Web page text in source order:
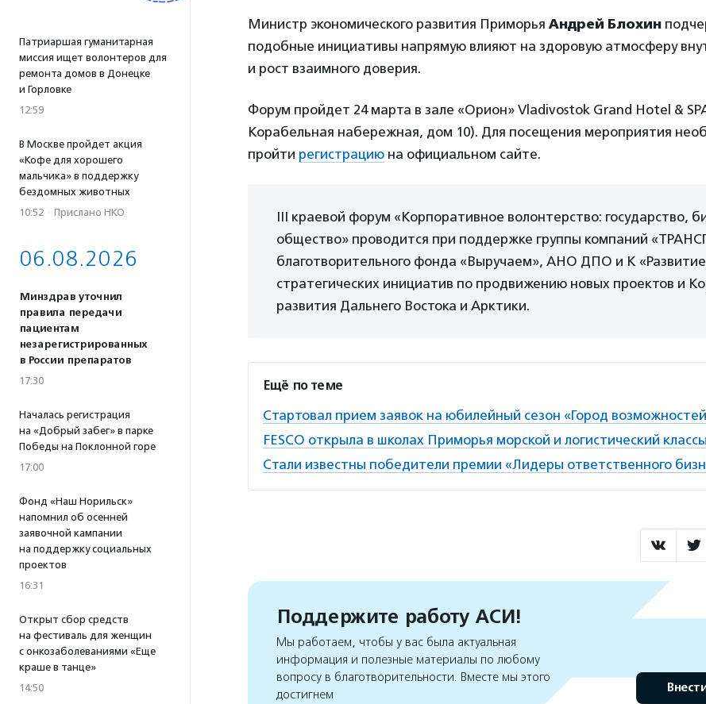
Патриаршая гуманитарная
миссия ищет волонтеров для
ремонта домов в Донецке
и Горловке
12:59
В Москве пройдет акция
«Кофе для хорошего
мальчика» в поддержку
бездомных животных
10:52 · Прислано НКО
06.08.2026
Минздрав уточнил
правила передачи
пациентам
незарегистрированных
в России препаратов
17:30
Началась регистрация
на «Добрый забег» в парке
Победы на Поклонной горе
17:00
Фонд «Наш Норильск»
напомнил об осенней
заявочной кампании
на поддержку социальных
проектов
16:31
Открыт сбор средств
на фестиваль для женщин
с онкозаболеваниями «Еще
краше в танце»
14:50
Министр экономического развития Приморья Андрей Блохин
подобные инициативы напрямую влияют на здоровую атмосферу
и рост взаимного доверия.
Форум пройдет 24 марта в зале «Орион» Vladivostok Grand Hotel &
Корабельная набережная, дом 10). Для посещения мероприятия
пройти регистрацию на официальном сайте.
III краевой форум «Корпоративное волонтерство: государство,
общество» проводится при поддержке группы компаний
благотворительного фонда «Выручаем», АНО ДПО и К
стратегических инициатив по продвижению новых проектов и
развития Дальнего Востока и Арктики.
Ещё по теме
Стартовал прием заявок на юбилейный сезон «Город
FESCO открыла в школах Приморья морской и логистический классы
Стали известны победители премии «Лидеры ответственного
Поддержите работу АСИ!
Мы работаем, чтобы у вас была актуальная
информация и полезные материалы по любому
вопросу в благотворительности. Вместе мы этого
достигнем